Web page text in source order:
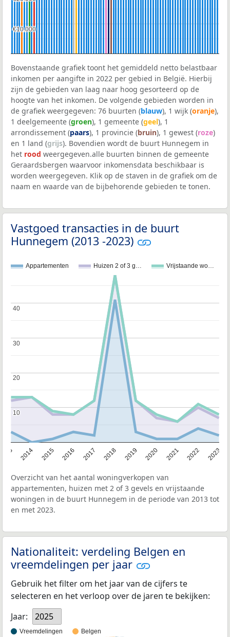
€10.000
€10.000
Bovenstaande grafiek toont het gemiddeld netto belastbaar
inkomen per aangifte in 2022 per gebied in België. Hierbij
zijn de gebieden van laag naar hoog gesorteerd op de
hoogte van het inkomen. De volgende gebieden worden in
de grafiek weergegeven: 76 buurten (blauw), 1 wijk (oranje),
1 deelgemeente (groen), 1 gemeente (geel), 1
arrondissement (paars), 1 provincie (bruin), 1 gewest (roze)
en 1 land (grijs). Bovendien wordt de buurt Hunnegem in
het rood weergegeven.alle buurten binnen de gemeente
Geraardsbergen waarvoor inkomensdata beschikbaar is
worden weergegeven. Klik op de staven in de grafiek om de
naam en waarde van de bijbehorende gebieden te tonen.
Vastgoed transacties in de buurt
Hunnegem (2013 -2023)
Appartementen Huizen 2 of 3 g… Vrijstaande wo…
2014 2015 2016 2017 2018 2019 2020 2021 2022 2023
10
10
20
20
30
30
40
40
Overzicht van het aantal woningverkopen van
appartementen, huizen met 2 of 3 gevels en vrijstaande
woningen in de buurt Hunnegem in de periode van 2013 tot
en met 2023.
Nationaliteit: verdeling Belgen en
vreemdelingen per jaar
Gebruik het filter om het jaar van de cijfers te
selecteren en het verloop over de jaren te bekijken:
Jaar:
2025
Vreemdelingen Belgen